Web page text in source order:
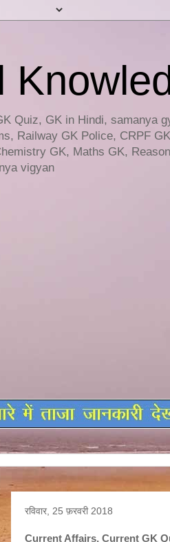
Quiz, GK in Hindi, samanya
Railway GK Police, CRPF
GK, Maths GK,
vigyan
रविवार, 25 फ़रवरी 2018
Current Affairs, Current GK